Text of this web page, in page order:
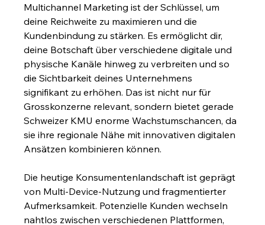
Multichannel Marketing ist der Schlüssel, um
deine Reichweite zu maximieren und die
Kundenbindung zu stärken. Es ermöglicht dir,
deine Botschaft über verschiedene digitale und
physische Kanäle hinweg zu verbreiten und so
die Sichtbarkeit deines Unternehmens
signifikant zu erhöhen. Das ist nicht nur für
Grosskonzerne relevant, sondern bietet gerade
Schweizer KMU enorme Wachstumschancen, da
sie ihre regionale Nähe mit innovativen digitalen
Ansätzen kombinieren können.
Die heutige Konsumentenlandschaft ist geprägt
von Multi-Device-Nutzung und fragmentierter
Aufmerksamkeit. Potenzielle Kunden wechseln
nahtlos zwischen verschiedenen Plattformen,